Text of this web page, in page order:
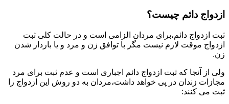
ازدواج دائم چیست؟
ثبت ازدواج دائم،برای مردان الزامی است و در حالت کلی ثبت
ازدواج موقت لازم نیست مگر با توافق زن و مرد و یا باردار شدن
زن.
ولی از آنجا که ثبت ازدواج دائم اجباری است و عدم ثبت برای مرد
مجازات زندان در پی خواهد داشت،مردان به دو روش این ازدواج را
ثبت می کنند: